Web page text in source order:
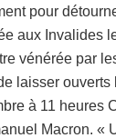
pour
aux Invalides
vénérée par
laisser ouverts
à 11 heures
Macron. «